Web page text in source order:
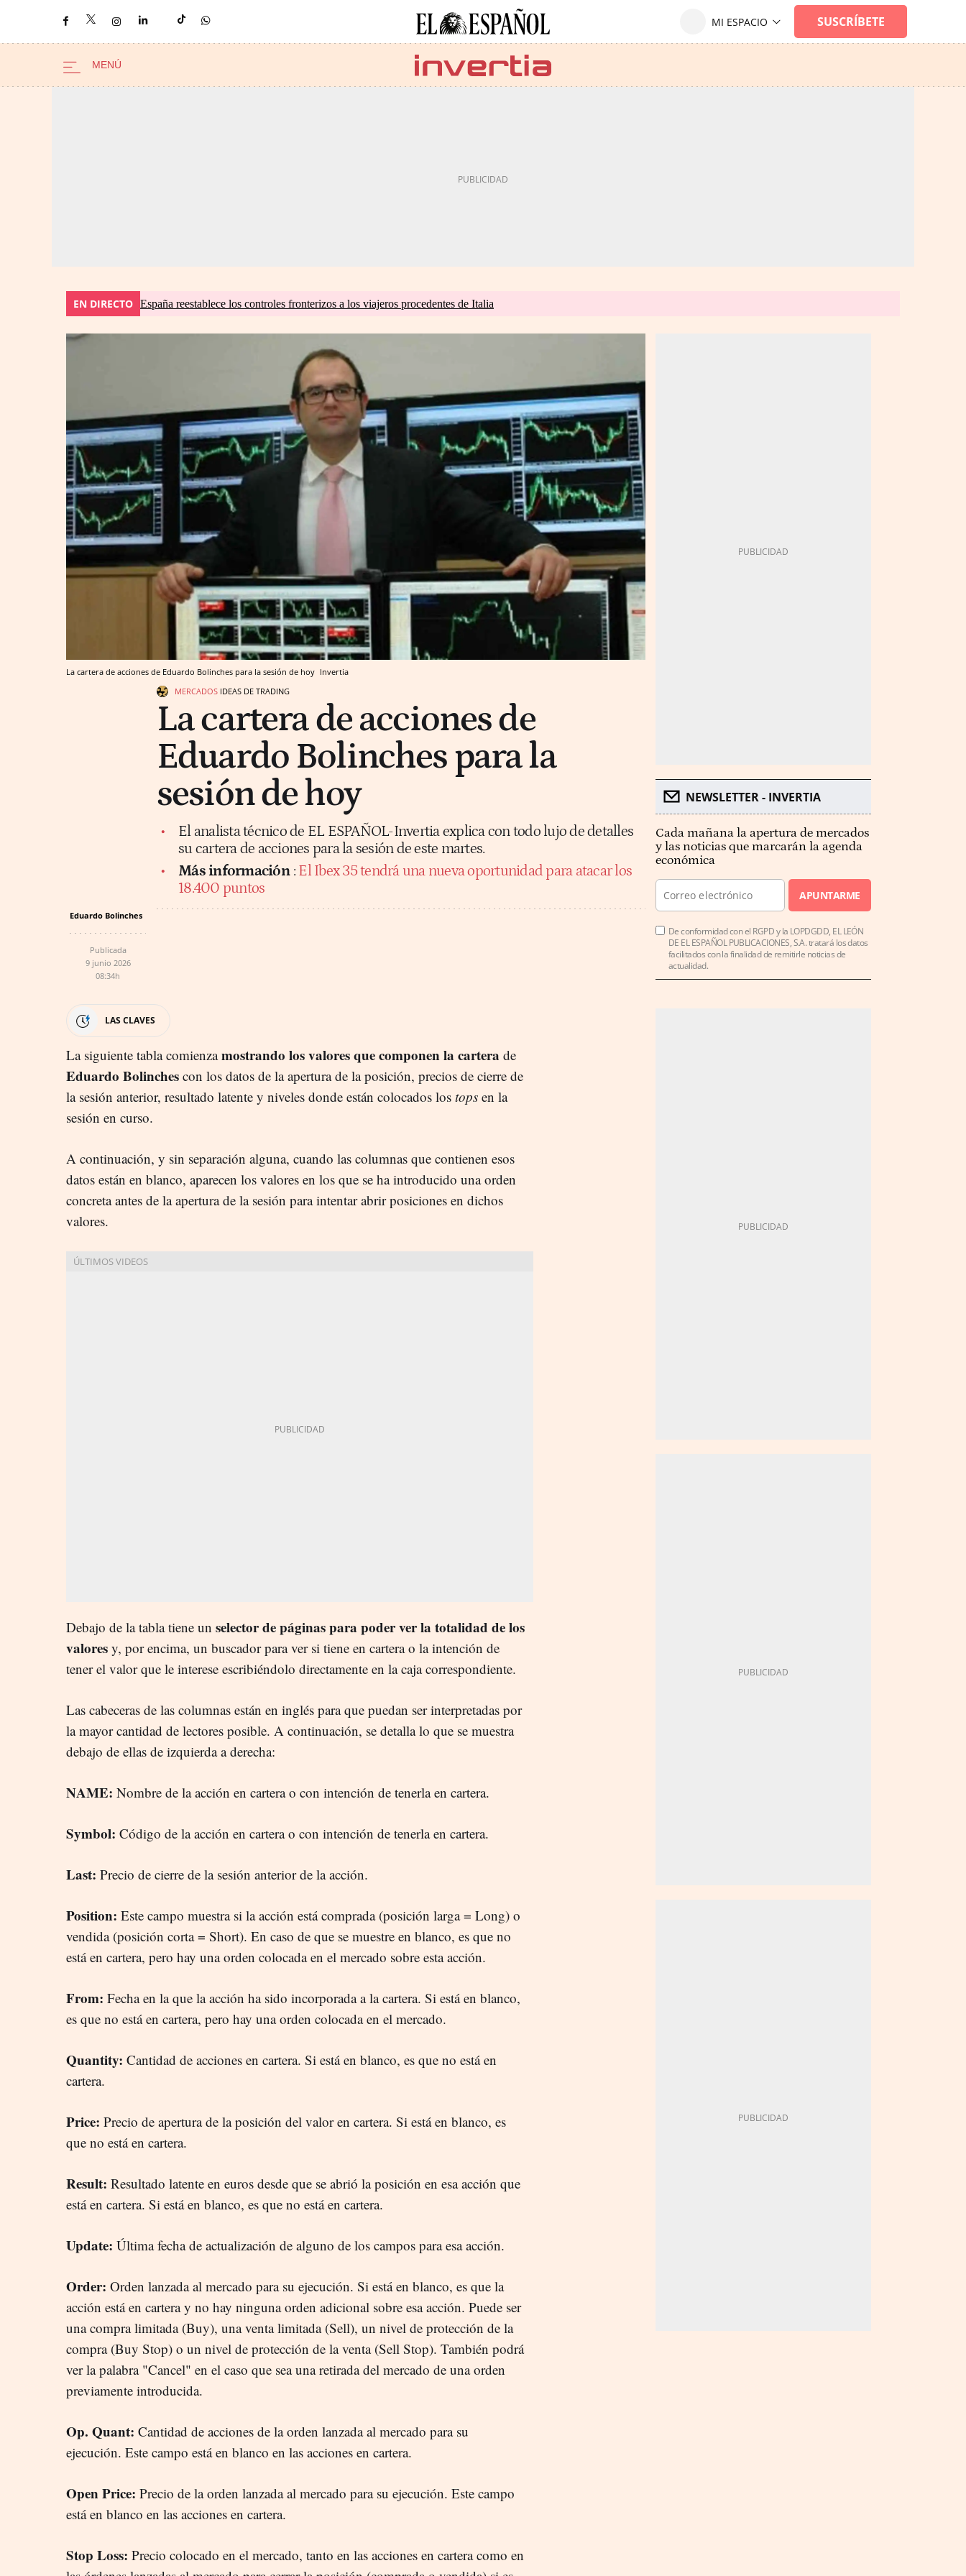
EN DIRECTO España reestablece los controles fronterizos a los viajeros procedentes de Italia
La cartera de acciones de Eduardo Bolinches para la sesión de hoy Invertia
MERCADOS IDEAS DE TRADING
La cartera de acciones de
Eduardo Bolinches para la
sesión de hoy
El analista técnico de EL ESPAÑOL-Invertia explica con todo lujo de detalles
su cartera de acciones para la sesión de este martes.
Más información : El Ibex 35 tendrá una nueva oportunidad para atacar los
18.400 puntos
Eduardo Bolinches
Publicada
9 junio 2026
08:34h
LAS CLAVES
La siguiente tabla comienzamostrando los valores que componen la cartera de
Eduardo Bolinches con los datos de la apertura de la posición, precios de cierre de
la sesión anterior, resultado latente y niveles donde están colocados los tops en la
sesión en curso.
A continuación, y sin separación alguna, cuando las columnas que contienen esos
datos están en blanco, aparecen los valores en los que se ha introducido una orden
concreta antes de la apertura de la sesión para intentar abrir posiciones en dichos
valores.
Debajo de la tabla tiene un selector de páginas para poder ver la totalidad de los
valores y, por encima, un buscador para ver si tiene en cartera o la intención de
tener el valor que le interese escribiéndolo directamente en la caja correspondiente.
Las cabeceras de las columnas están en inglés para que puedan ser interpretadas por
la mayor cantidad de lectores posible. A continuación, se detalla lo que se muestra
debajo de ellas de izquierda a derecha:
NAME: Nombre de la acción en cartera o con intención de tenerla en cartera.
Symbol: Código de la acción en cartera o con intención de tenerla en cartera.
Last: Precio de cierre de la sesión anterior de la acción.
Position: Este campo muestra si la acción está comprada (posición larga = Long) o
vendida (posición corta = Short). En caso de que se muestre en blanco, es que no
está en cartera, pero hay una orden colocada en el mercado sobre esta acción.
From: Fecha en la que la acción ha sido incorporada a la cartera. Si está en blanco,
es que no está en cartera, pero hay una orden colocada en el mercado.
Quantity: Cantidad de acciones en cartera. Si está en blanco, es que no está en
cartera.
Price: Precio de apertura de la posición del valor en cartera. Si está en blanco, es
que no está en cartera.
Result: Resultado latente en euros desde que se abrió la posición en esa acción que
está en cartera. Si está en blanco, es que no está en cartera.
Update: Última fecha de actualización de alguno de los campos para esa acción.
Order: Orden lanzada al mercado para su ejecución. Si está en blanco, es que la
acción está en cartera y no hay ninguna orden adicional sobre esa acción. Puede ser
una compra limitada (Buy), una venta limitada (Sell), un nivel de protección de la
compra (Buy Stop) o un nivel de protección de la venta (Sell Stop). También podrá
ver la palabra "Cancel" en el caso que sea una retirada del mercado de una orden
previamente introducida.
Op. Quant: Cantidad de acciones de la orden lanzada al mercado para su
ejecución. Este campo está en blanco en las acciones en cartera.
Open Price: Precio de la orden lanzada al mercado para su ejecución. Este campo
está en blanco en las acciones en cartera.
Stop Loss: Precio colocado en el mercado, tanto en las acciones en cartera como en
NEWSLETTER - INVERTIA
Cada mañana la apertura de mercados
y las noticias que marcarán la agenda
económica
APUNTARME
De conformidad con el RGPD y la LOPDGDD, EL LEÓN
DE EL ESPAÑOL PUBLICACIONES, S.A. tratará los datos
facilitados con la finalidad de remitirle noticias de
actualidad.